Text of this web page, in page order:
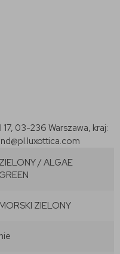
03-236 Warszawa, kraj:
ZIELONY / ALGAE
GREEN
MORSKI ZIELONY
nie